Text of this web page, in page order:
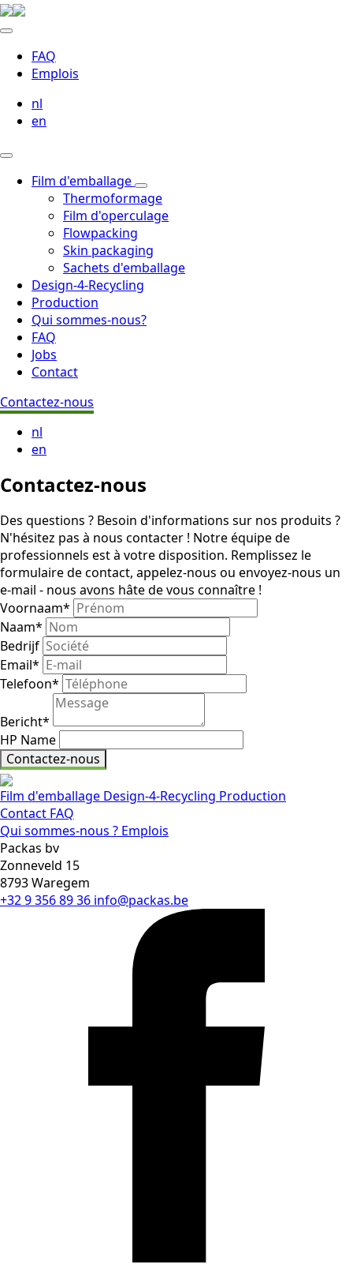
FAQ
Emplois
nl
en
Film d'emballage
Thermoformage
Film d'operculage
Flowpacking
Skin packaging
Sachets d'emballage
Design-4-Recycling
Production
Qui sommes-nous?
FAQ
Jobs
Contact
Contactez-nous
nl
en
Contactez-nous
Des questions ? Besoin d'informations sur nos produits ?
N'hésitez pas à nous contacter ! Notre équipe de
professionnels est à votre disposition. Remplissez le
formulaire de contact, appelez-nous ou envoyez-nous un
e-mail - nous avons hâte de vous connaître !
Voornaam*
Naam*
Bedrijf
Email*
Telefoon*
Bericht*
HP Name
Contactez-nous
Film d'emballage Design-4-Recycling Production
Contact FAQ
Qui sommes-nous ? Emplois
Packas bv
Zonneveld 15
8793 Waregem
+32 9 356 89 36 info@packas.be